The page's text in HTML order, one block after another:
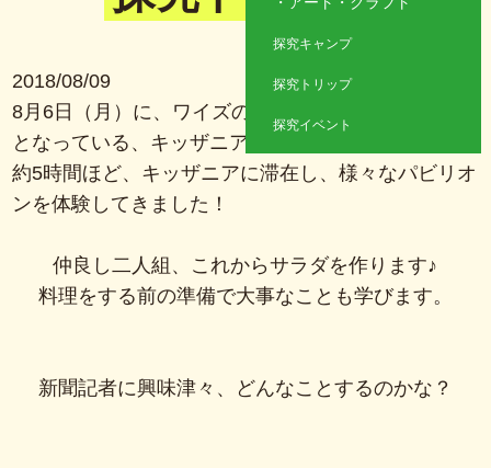
探究キャンプ
探究トリップ
探究イベント
2018/08/09
8月6日（月）に、ワイズの探究トリップで最近恒例
となっている、キッザニア東京に行ってきました！
約5時間ほど、キッザニアに滞在し、様々なパビリオ
ンを体験してきました！
仲良し二人組、これからサラダを作ります♪
料理をする前の準備で大事なことも学びます。
新聞記者に興味津々、どんなことするのかな？